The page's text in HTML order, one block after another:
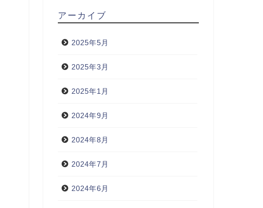
アーカイブ
2025年5月
2025年3月
2025年1月
2024年9月
2024年8月
2024年7月
2024年6月